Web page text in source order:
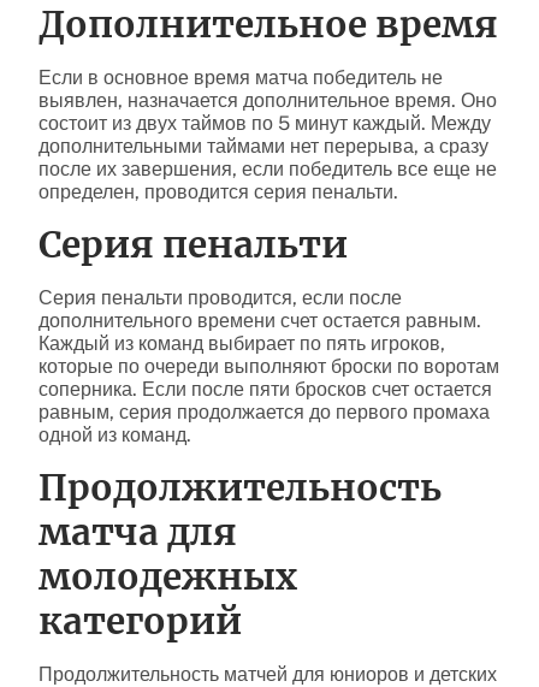
Дополнительное время
Если в основное время матча победитель не
выявлен, назначается дополнительное время. Оно
состоит из двух таймов по 5 минут каждый. Между
дополнительными таймами нет перерыва, а сразу
после их завершения, если победитель все еще не
определен, проводится серия пенальти.
Серия пенальти
Серия пенальти проводится, если после
дополнительного времени счет остается равным.
Каждый из команд выбирает по пять игроков,
которые по очереди выполняют броски по воротам
соперника. Если после пяти бросков счет остается
равным, серия продолжается до первого промаха
одной из команд.
Продолжительность
матча для
молодежных
категорий
Продолжительность матчей для юниоров и детских